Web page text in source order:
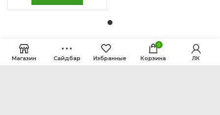
Магазин Сайдбар Избранные
0
Корзина ЛК